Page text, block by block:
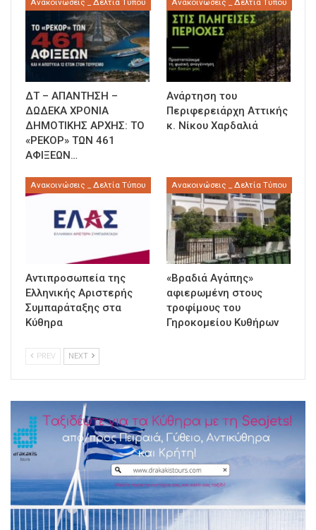
Ανακοινώσεις _ Δελτία Τύπου
ΔΤ – ΑΠΑΝΤΗΣΗ –
ΔΩΔΕΚΑ ΧΡΟΝΙΑ
ΔΗΜΟΤΙΚΗΣ ΑΡΧΗΣ: ΤΟ
«ΡΕΚΟΡ» ΤΩΝ 461
ΑΦΙΞΕΩΝ…
Ανακοινώσεις _ Δελτία Τύπου
Ανάρτηση του
Περιφερειάρχη Αττικής
κ. Νίκου Χαρδαλιά
Ανακοινώσεις _ Δελτία Τύπου
Αντιπροσωπεία της
Ελληνικής Αριστερής
Συμπαράταξης στα
Κύθηρα
Ανακοινώσεις _ Δελτία Τύπου
«Βραδιά Αγάπης»
αφιερωμένη στους
τροφίμους του
Γηροκομείου Κυθήρων
PREV NEXT